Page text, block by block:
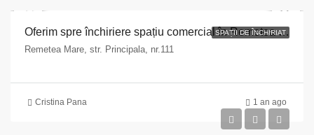
SPAȚII DE ÎNCHIRIAT
Oferim spre închiriere spațiu comercial în Remetea Mare, Str Principală, nr 111, 122 mp
Remetea Mare, str. Principala, nr.111
Cristina Pana 1 an ago